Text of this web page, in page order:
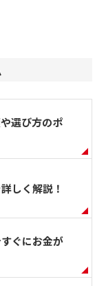
選び方のポ
しく解説！
ぐにお金が